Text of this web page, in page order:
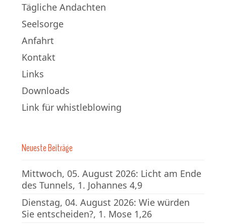
Tägliche Andachten
Seelsorge
Anfahrt
Kontakt
Links
Downloads
Link für whistleblowing
Neueste Beiträge
Mittwoch, 05. August 2026: Licht am Ende
des Tunnels, 1. Johannes 4,9
Dienstag, 04. August 2026: Wie würden
Sie entscheiden?, 1. Mose 1,26